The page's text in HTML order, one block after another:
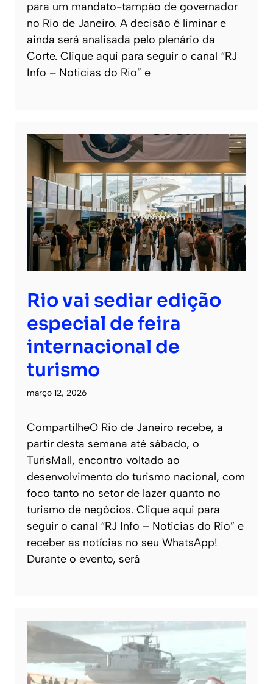
para um mandato-tampão de governador
no Rio de Janeiro. A decisão é liminar e
ainda será analisada pelo plenário da
Corte. Clique aqui para seguir o canal “RJ
Info – Noticias do Rio” e
Rio vai sediar edição
especial de feira
internacional de
turismo
março 12, 2026
CompartilheO Rio de Janeiro recebe, a
partir desta semana até sábado, o
TurisMall, encontro voltado ao
desenvolvimento do turismo nacional, com
foco tanto no setor de lazer quanto no
turismo de negócios. Clique aqui para
seguir o canal “RJ Info – Noticias do Rio” e
receber as notícias no seu WhatsApp!
Durante o evento, será